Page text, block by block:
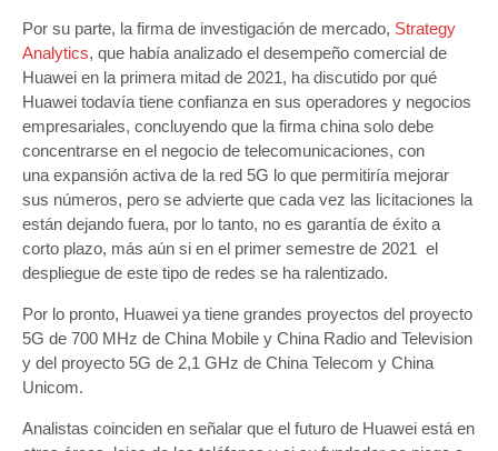
Por su parte, la firma de investigación de mercado, Strategy
Analytics, que había analizado el desempeño comercial de
Huawei en la primera mitad de 2021, ha discutido por qué
Huawei todavía tiene confianza en sus operadores y negocios
empresariales, concluyendo que la firma china solo debe
concentrarse en el negocio de telecomunicaciones, con
una expansión activa de la red 5G lo que permitiría mejorar
sus números, pero se advierte que cada vez las licitaciones la
están dejando fuera, por lo tanto, no es garantía de éxito a
corto plazo, más aún si en el primer semestre de 2021 el
despliegue de este tipo de redes se ha ralentizado.
Por lo pronto, Huawei ya tiene grandes proyectos del proyecto
5G de 700 MHz de China Mobile y China Radio and Television
y del proyecto 5G de 2,1 GHz de China Telecom y China
Unicom.
Analistas coinciden en señalar que el futuro de Huawei está en